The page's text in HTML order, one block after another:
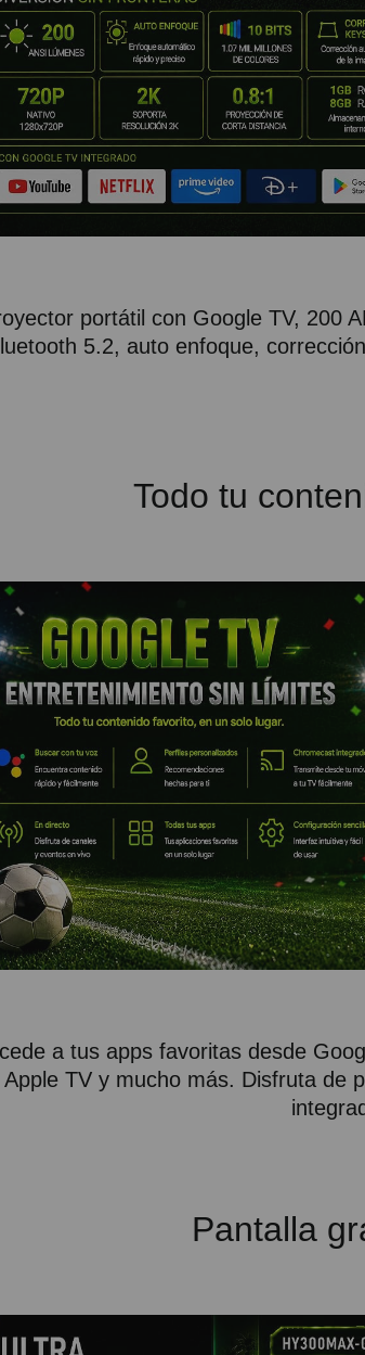
portátil con Google TV, 200
5.2, auto enfoque,
Todo tu
a tus apps favoritas desde
Apple TV y mucho más. Disfruta de
Pantalla